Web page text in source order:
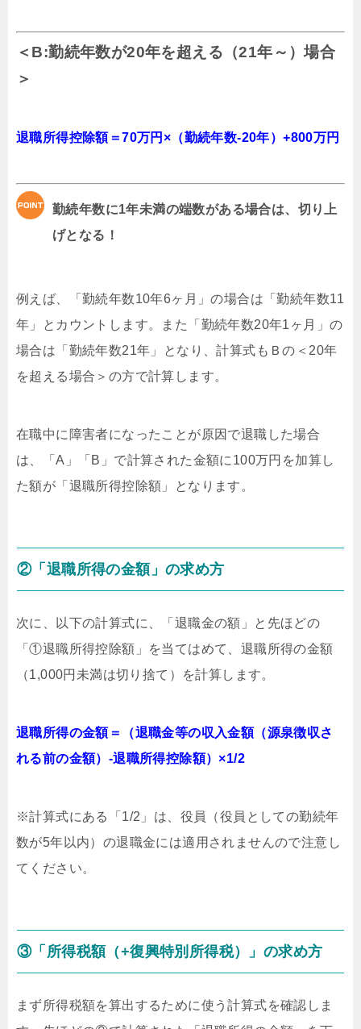
＜B:勤続年数が20年を超える（21年～）場合
＞
退職所得控除額＝70万円×（勤続年数-20年）+800万円
勤続年数に1年未満の端数がある場合は、切り上
げとなる！
例えば、「勤続年数10年6ヶ月」の場合は「勤続年数11
年」とカウントします。また「勤続年数20年1ヶ月」の
場合は「勤続年数21年」となり、計算式もＢの＜20年
を超える場合＞の方で計算します。
在職中に障害者になったことが原因で退職した場合
は、「A」「B」で計算された金額に100万円を加算し
た額が「退職所得控除額」となります。
②「退職所得の金額」の求め方
次に、以下の計算式に、「退職金の額」と先ほどの
「①退職所得控除額」を当てはめて、退職所得の金額
（1,000円未満は切り捨て）を計算します。
退職所得の金額＝（退職金等の収入金額（源泉徴収さ
れる前の金額）-退職所得控除額）×1/2
※計算式にある「1/2」は、役員（役員としての勤続年
数が5年以内）の退職金には適用されませんので注意し
てください。
③「所得税額（+復興特別所得税）」の求め方
まず所得税額を算出するために使う計算式を確認しま